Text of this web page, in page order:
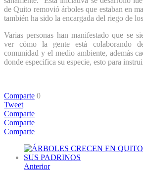
de Quito removió árboles que estaban en
también ha sido la encargada del riego de
Varias personas han manifestado que se
ver cómo la gente está colaborando
comunidad y el medio ambiente, además
donde especifica su especie, esto para
Comparte 0
Tweet
Comparte
Comparte
Comparte
Anterior